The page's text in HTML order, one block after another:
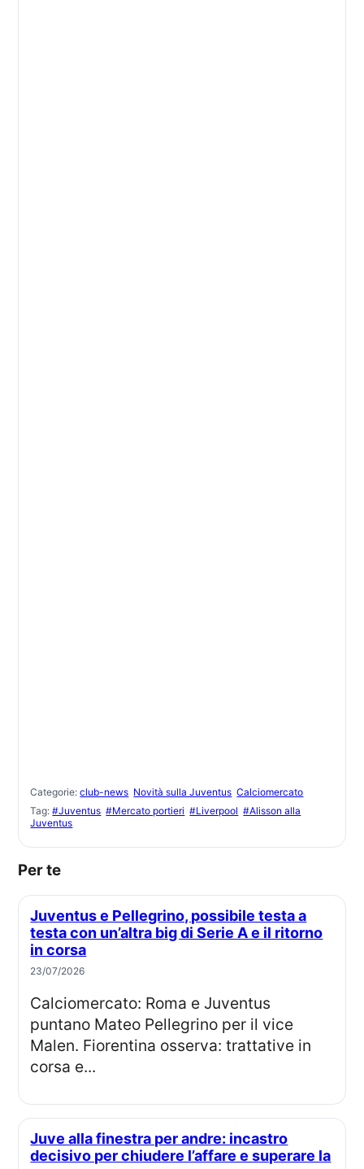
Categorie:club-news Novità sulla Juventus Calciomercato
Tag:#Juventus #Mercato portieri #Liverpool #Alisson alla
Juventus
Per te
Juventus e Pellegrino, possibile testa a
testa con un’altra big di Serie A e il ritorno
in corsa
23/07/2026
Calciomercato: Roma e Juventus
puntano Mateo Pellegrino per il vice
Malen. Fiorentina osserva: trattative in
corsa e...
Juve alla finestra per andre: incastro
decisivo per chiudere l’affare e superare la